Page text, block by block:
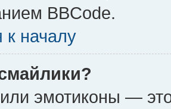
BBCode.
к началу
эмотиконы —